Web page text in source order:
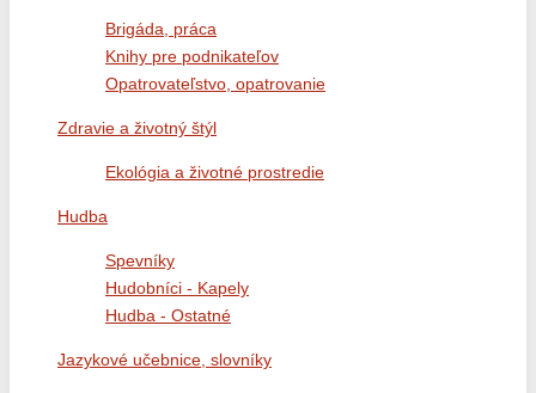
Brigáda, práca
Knihy pre podnikateľov
Opatrovateľstvo, opatrovanie
Zdravie a životný štýl
Ekológia a životné prostredie
Hudba
Spevníky
Hudobníci - Kapely
Hudba - Ostatné
Jazykové učebnice, slovníky